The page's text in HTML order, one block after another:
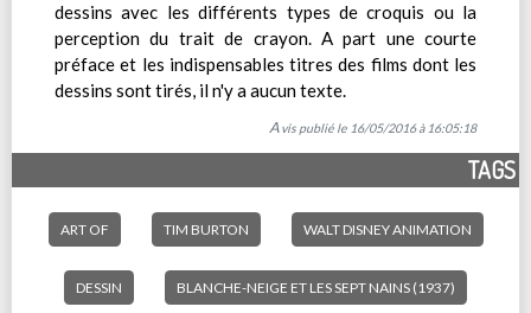
dessins avec les différents types de croquis ou la
perception du trait de crayon. A part une courte
préface et les indispensables titres des films dont les
dessins sont tirés, il n'y a aucun texte.
Avis publié le 16/05/2016 à 16:05:18
TAGS
ART OF TIM BURTON WALT DISNEY ANIMATION
DESSIN BLANCHE-NEIGE ET LES SEPT NAINS (1937)